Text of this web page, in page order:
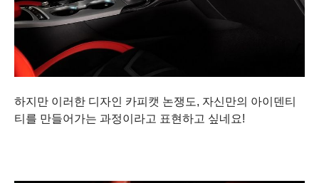
하지만 이러한 디자인 카피캣 논쟁도, 자신만의 아이덴티
티를 만들어가는 과정이라고 표현하고 싶네요!